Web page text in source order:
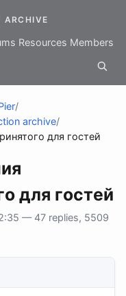
ARCHIVE
Resources Members
/
archive/
для гостей
для гостей
— 47 replies, 5509